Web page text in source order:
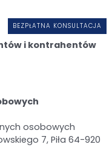
BEZPŁATNA KONSULTACJA
i kontrahentów
osobowych
7, Piła 64-920